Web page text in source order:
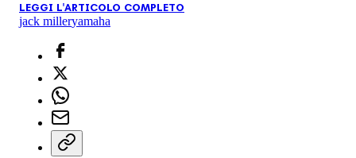
LEGGI L'ARTICOLO COMPLETO
jack milleryamaha